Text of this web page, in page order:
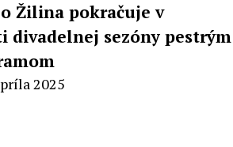
Žilina pokračuje v
divadelnej sezóny pestrým
2025